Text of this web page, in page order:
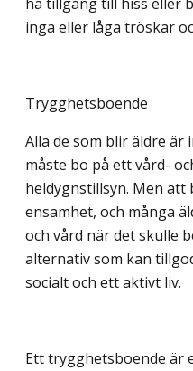
inga eller låga tröskar
Trygghetsboende
Alla de som blir äldre är
måste bo på ett vård-
heldygnstillsyn. Men att
ensamhet, och många
och vård när det skulle
alternativ som kan
socialt och ett aktivt liv.
Ett trygghetsboende är